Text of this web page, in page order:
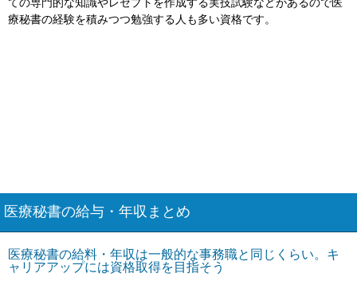
ての専門的な知識やレセプトを作成する実技試験などがあるので医
療秘書の経験を積みつつ勉強する人も多い資格です。
医療秘書の給与・年収まとめ
医療秘書の給料・年収は一般的な事務職と同じくらい。キ
ャリアアップには資格取得を目指そう